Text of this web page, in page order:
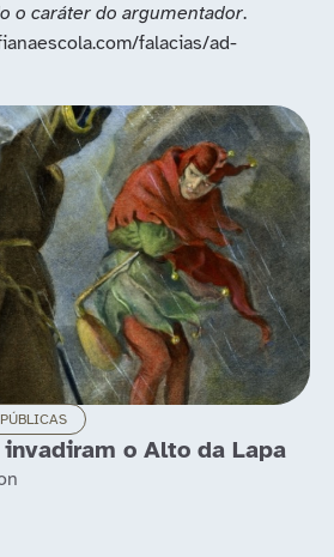
o caráter do argumentador.
falacias/ad-
LONGEVIDADE
rolam as pedras
Alcubierre